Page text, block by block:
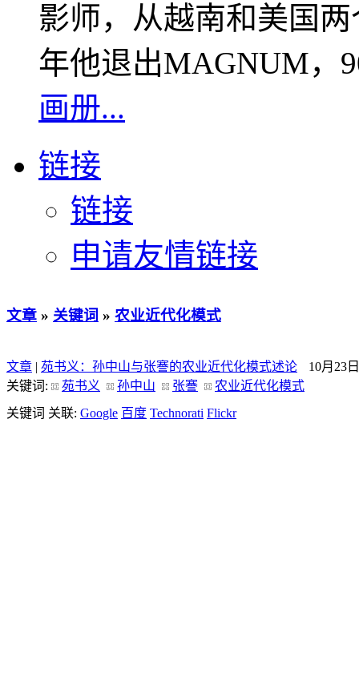
影师，从越南和美国
年他退出MAGNUM，
画册...
链接
链接
申请友情链接
文章 » 关键词 » 农业近代化模式
文章 | 苑书义：孙中山与张謇的农业近代化模式述论
10月23日
关键词:
苑书义 孙中山 张謇
农业近代化模式
关键词 关联: Google 百度 Technorati Flickr